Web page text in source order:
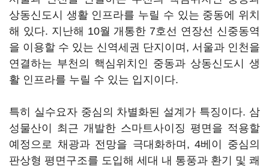
상동신도시 생활 인프라를 누릴 수 있는 중동에 위치
해 있다. 지난해 10월 개통한 7호선 연장선 신중동역
을 이용할 수 있는 신역세권 단지이며, 서울과 인천을
연결하는 부천의 핵심위치인 중동과 상동신도시 생
활 인프라를 누릴 수 있는 입지이다.
특히 실수요자 중심의 차별화된 설계가 특징이다. 삼
성물산이 최근 개발한 스마트사이징 평면을 적용할
예정으로 채광과 전망을 극대화하며, 4베이 중심의
판상형 평면구조를 도입해 세대 내 통풍과 환기 및 쾌